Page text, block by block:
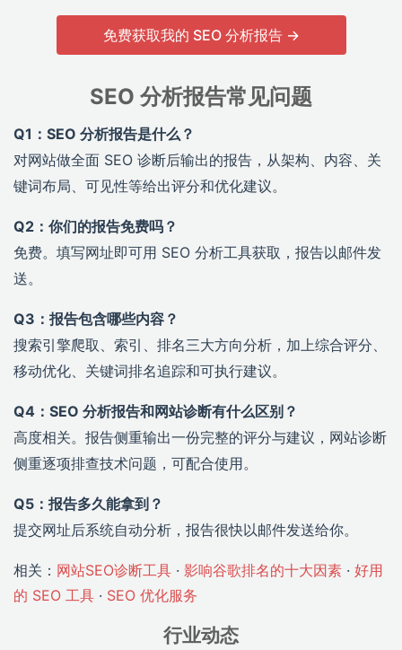
免费获取我的 SEO 分析报告 →
SEO 分析报告常见问题
Q1：SEO 分析报告是什么？
对网站做全面 SEO 诊断后输出的报告，从架构、内容、关
键词布局、可见性等给出评分和优化建议。
Q2：你们的报告免费吗？
免费。填写网址即可用 SEO 分析工具获取，报告以邮件发
送。
Q3：报告包含哪些内容？
搜索引擎爬取、索引、排名三大方向分析，加上综合评分、
移动优化、关键词排名追踪和可执行建议。
Q4：SEO 分析报告和网站诊断有什么区别？
高度相关。报告侧重输出一份完整的评分与建议，网站诊断
侧重逐项排查技术问题，可配合使用。
Q5：报告多久能拿到？
提交网址后系统自动分析，报告很快以邮件发送给你。
相关： 网站SEO诊断工具 · 影响谷歌排名的十大因素 · 好用
的 SEO 工具 · SEO 优化服务
行业动态